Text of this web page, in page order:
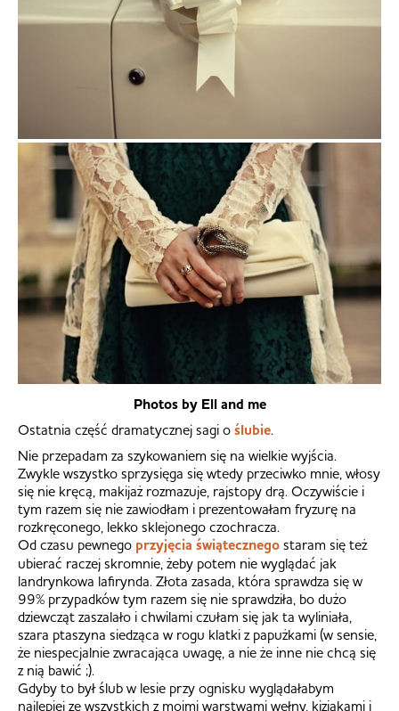
Photos by Ell and me
Ostatnia część dramatycznej sagi o ślubie.
Nie przepadam za szykowaniem się na wielkie wyjścia.
Zwykle wszystko sprzysięga się wtedy przeciwko mnie, włosy
się nie kręcą, makijaż rozmazuje, rajstopy drą. Oczywiście i
tym razem się nie zawiodłam i prezentowałam fryzurę na
rozkręconego, lekko sklejonego czochracza.
Od czasu pewnego przyjęcia świątecznego staram się też
ubierać raczej skromnie, żeby potem nie wyglądać jak
landrynkowa lafirynda. Złota zasada, która sprawdza się w
99% przypadków tym razem się nie sprawdziła, bo dużo
dziewcząt zaszalało i chwilami czułam się jak ta wyliniała,
szara ptaszyna siedząca w rogu klatki z papużkami (w sensie,
że niespecjalnie zwracająca uwagę, a nie że inne nie chcą się
z nią bawić ;).
Gdyby to był ślub w lesie przy ognisku wyglądałabym
najlepiej ze wszystkich z moimi warstwami wełny, kiziakami i